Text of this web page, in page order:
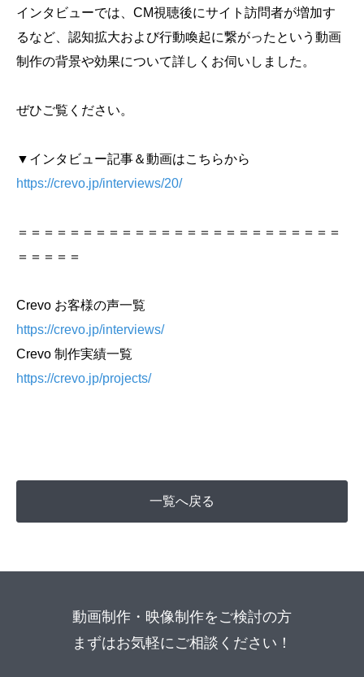
インタビューでは、CM視聴後にサイト訪問者が増加す
るなど、認知拡大および行動喚起に繋がったという動画
制作の背景や効果について詳しくお伺いしました。
ぜひご覧ください。
▼インタビュー記事＆動画はこちらから
https://crevo.jp/interviews/20/
＝＝＝＝＝＝＝＝＝＝＝＝＝＝＝＝＝＝＝＝＝＝＝＝＝
＝＝＝＝＝
Crevo お客様の声一覧
https://crevo.jp/interviews/
Crevo 制作実績一覧
https://crevo.jp/projects/
一覧へ戻る
動画制作・映像制作をご検討の方
まずはお気軽にご相談ください！